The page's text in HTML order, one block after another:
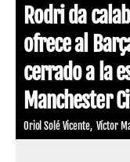
Rodri da
ofrece al
cerrado a la
Manchester
Oriol Solé Vicente Víctor